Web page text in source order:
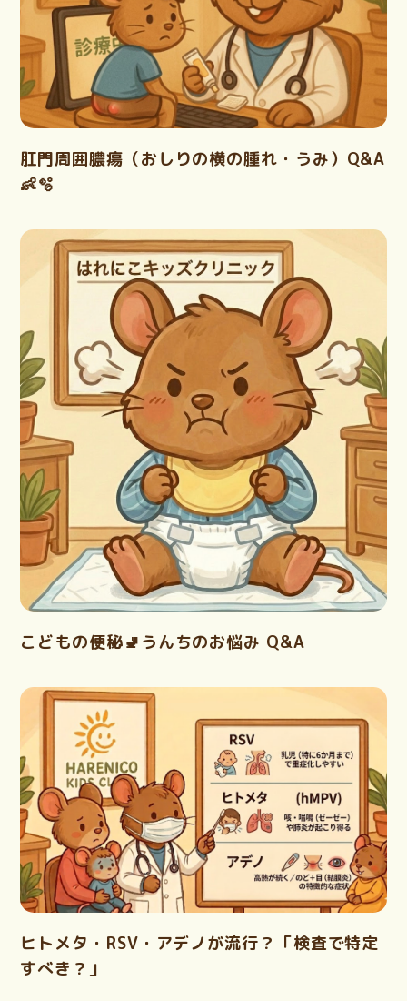
肛門周囲膿瘍（おしりの横の腫れ・うみ）Q&A
👶🫧
こどもの便秘🚽うんちのお悩み Q&A
ヒトメタ・RSV・アデノが流行？「検査で特定
すべき？」